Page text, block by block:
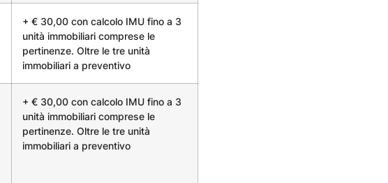
+ € 30,00 con calcolo IMU fino a 3
unità immobiliari comprese le
pertinenze. Oltre le tre unità
immobiliari a preventivo
+ € 30,00 con calcolo IMU fino a 3
unità immobiliari comprese le
pertinenze. Oltre le tre unità
immobiliari a preventivo